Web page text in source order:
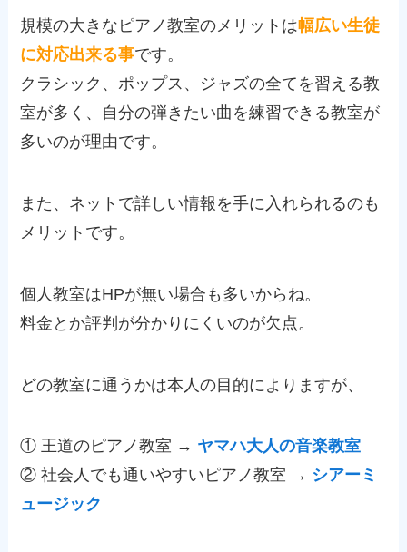
規模の大きなピアノ教室のメリットは幅広い生徒
に対応出来る事です。
クラシック、ポップス、ジャズの全てを習える教
室が多く、自分の弾きたい曲を練習できる教室が
多いのが理由です。
また、ネットで詳しい情報を手に入れられるのも
メリットです。
個人教室はHPが無い場合も多いからね。
料金とか評判が分かりにくいのが欠点。
どの教室に通うかは本人の目的によりますが、
① 王道のピアノ教室 → ヤマハ大人の音楽教室
② 社会人でも通いやすいピアノ教室 → シアーミ
ュージック